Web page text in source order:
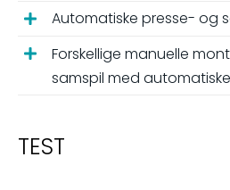
Automatiske presse- og
Forskellige manuelle
samspil med
TEST